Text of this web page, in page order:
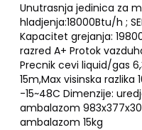
Unutrasnja jedinica za
hladjenja:18000Btu/h ;
Kapacitet grejanja:
razred A+ Protok
Precnik cevi liquid/gas
15m,Max visinska
-15~48C Dimenzije:
ambalazom
ambalazom 15kg